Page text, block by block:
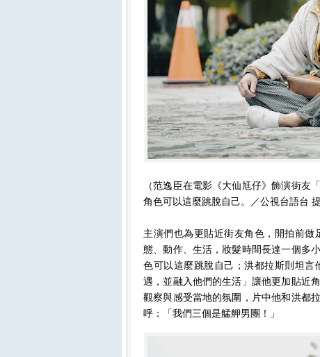
（范逸臣在電影《大仙尪仔》飾演街友
角色可以這麼跳脫自己。／公視台語台 提
主演們也為更貼近街友角色，開拍前
態、動作、生活，妝髮時間長達一個多
色可以這麼跳脫自己；洪都拉斯則坦
遇，並融入他們的生活」讓他更加貼近
觀察與感受當地的氛圍，片中他和洪都
呼：「我們三個是艋舺男團！」